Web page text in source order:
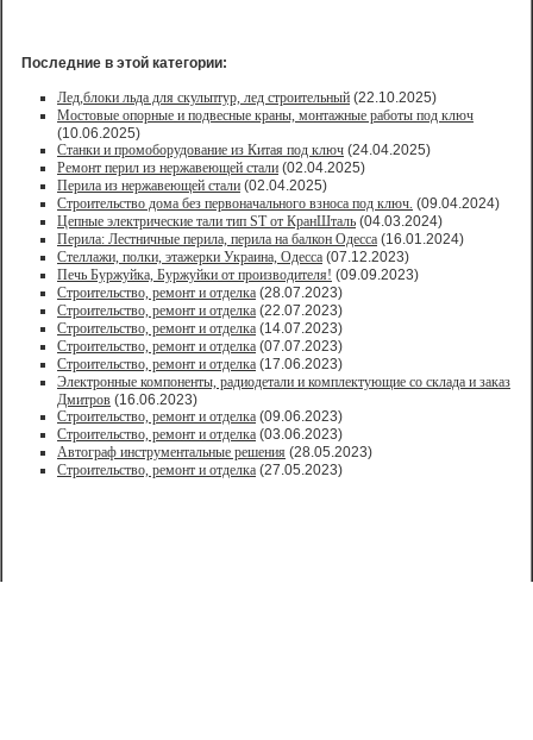
Последние в этой категории:
Лед,блоки льда для скульптур, лед строительный (22.10.2025)
Мостовые опорные и подвесные краны, монтажные работы под ключ
(10.06.2025)
Станки и промоборудование из Китая под ключ (24.04.2025)
Ремонт перил из нержавеющей стали (02.04.2025)
Перила из нержавеющей стали (02.04.2025)
Строительство дома без первоначального взноса под ключ. (09.04.2024)
Цепные электрические тали тип ST от КранШталь (04.03.2024)
Перила: Лестничные перила, перила на балкон Одесса (16.01.2024)
Стеллажи, полки, этажерки Украина, Одесса (07.12.2023)
Печь Буржуйка, Буржуйки от производителя! (09.09.2023)
Строительство, ремонт и отделка (28.07.2023)
Строительство, ремонт и отделка (22.07.2023)
Строительство, ремонт и отделка (14.07.2023)
Строительство, ремонт и отделка (07.07.2023)
Строительство, ремонт и отделка (17.06.2023)
Электронные компоненты, радиодетали и комплектующие со склада и заказ
Дмитров (16.06.2023)
Строительство, ремонт и отделка (09.06.2023)
Строительство, ремонт и отделка (03.06.2023)
Автограф инструментальные решения (28.05.2023)
Строительство, ремонт и отделка (27.05.2023)